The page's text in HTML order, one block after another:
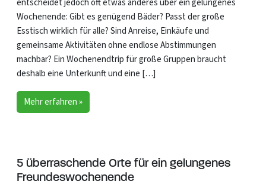
entscheidet jedoch oft etwas anderes über ein gelungenes
Wochenende: Gibt es genügend Bäder? Passt der große
Esstisch wirklich für alle? Sind Anreise, Einkäufe und
gemeinsame Aktivitäten ohne endlose Abstimmungen
machbar? Ein Wochenendtrip für große Gruppen braucht
deshalb eine Unterkunft und eine […]
Mehr erfahren »
5 überraschende Orte für ein gelungenes
Freundeswochenende